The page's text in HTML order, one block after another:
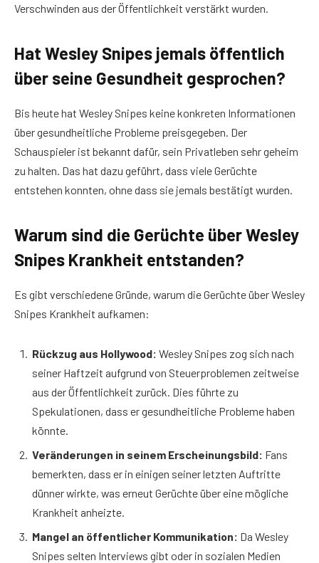
Verschwinden aus der Öffentlichkeit verstärkt wurden.
Hat Wesley Snipes jemals öffentlich
über seine Gesundheit gesprochen?
Bis heute hat Wesley Snipes keine konkreten Informationen
über gesundheitliche Probleme preisgegeben. Der
Schauspieler ist bekannt dafür, sein Privatleben sehr geheim
zu halten. Das hat dazu geführt, dass viele Gerüchte
entstehen konnten, ohne dass sie jemals bestätigt wurden.
Warum sind die Gerüchte über Wesley
Snipes Krankheit entstanden?
Es gibt verschiedene Gründe, warum die Gerüchte über Wesley
Snipes Krankheit aufkamen:
Rückzug aus Hollywood: Wesley Snipes zog sich nach
seiner Haftzeit aufgrund von Steuerproblemen zeitweise
aus der Öffentlichkeit zurück. Dies führte zu
Spekulationen, dass er gesundheitliche Probleme haben
könnte.
Veränderungen in seinem Erscheinungsbild: Fans
bemerkten, dass er in einigen seiner letzten Auftritte
dünner wirkte, was erneut Gerüchte über eine mögliche
Krankheit anheizte.
Mangel an öffentlicher Kommunikation: Da Wesley
Snipes selten Interviews gibt oder in sozialen Medien